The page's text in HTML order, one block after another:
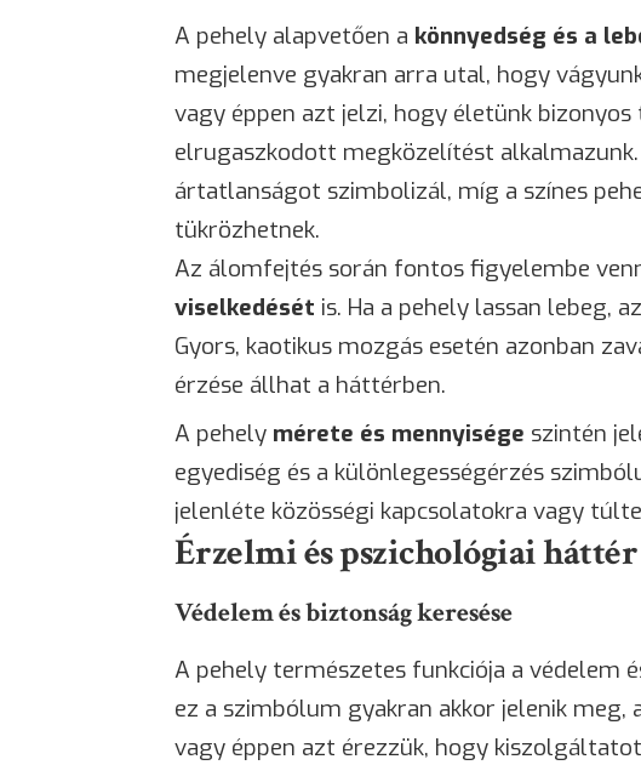
A pehely alapvetően a könnyedség és a
megjelenve gyakran arra utal, hogy
vagy éppen azt jelzi, hogy életünk
elrugaszkodott megközelítést
ártatlanságot szimbolizál, míg a színes
tükrözhetnek.
Az álomfejtés során fontos figyelembe
viselkedését is. Ha a pehely lassan lebeg,
Gyors, kaotikus mozgás esetén azonban
érzése állhat a háttérben.
A pehely mérete és mennyisége szintén
egyediség és a különlegességérzés
jelenléte közösségi kapcsolatokra vagy
Érzelmi és pszichológiai háttér
Védelem és biztonság keresése
A pehely természetes funkciója a védelem
ez a szimbólum gyakran akkor jelenik meg,
vagy éppen azt érezzük, hogy